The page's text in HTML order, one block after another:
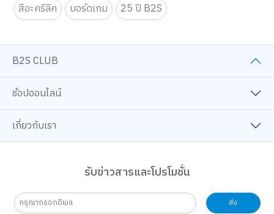
สีอะคริลิค
บอร์ดเกม 25 ปี B2S
B2S CLUB
ช้อปออนไลน์
เกี่ยวกับเรา
รับข่าวสารและโปรโมชั่น
ส่ง